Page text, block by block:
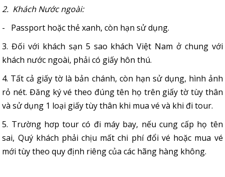
2. Khách Nước ngoài:
- Passport hoặc thẻ xanh, còn hạn sử dụng.
3. Đối với khách sạn 5 sao khách Việt Nam ở chung với
khách nước ngoài, phải có giấy hôn thú.
4. Tất cả giấy tờ là bản chánh, còn hạn sử dụng, hình ảnh
rỏ nét. Đăng ký vé theo đúng tên họ trên giấy tờ tùy thân
và sử dụng 1 loại giấy tùy thân khi mua vé và khi đi tour.
5. Trường hơp tour có đi máy bay, nếu cung cấp họ tên
sai, Quý khách phải chịu mất chi phí đổi vé hoặc mua vé
mới tùy theo quy định riêng của các hãng hàng không.